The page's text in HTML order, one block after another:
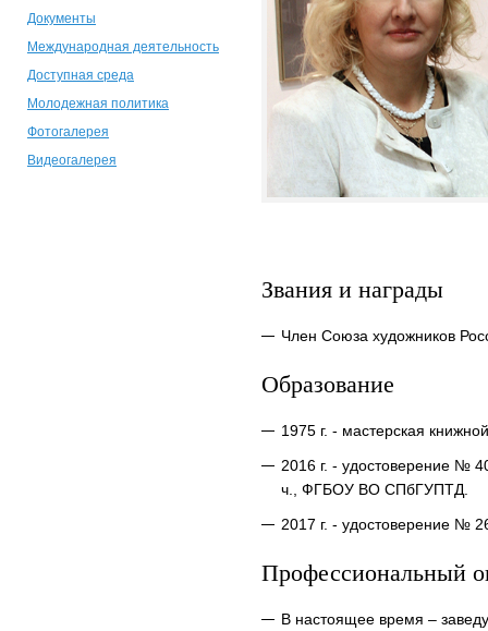
Документы
Международная деятельность
Доступная среда
Молодежная политика
Фотогалерея
Видеогалерея
Звания и награды
Член Союза художников
Образование
1975 г. - мастерская
2016 г. - удостоверение №
ч., ФГБОУ ВО СПбГУПТД.
2017 г. - удостоверение №
Профессиональный
В настоящее время –